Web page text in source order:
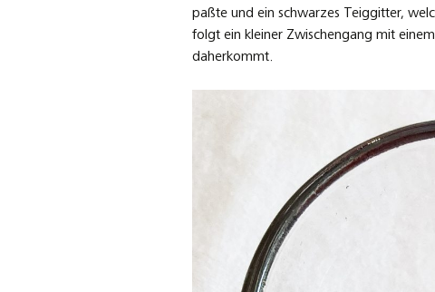
paßte und ein schwarzes Teiggitter,
folgt ein kleiner Zwischengang mit
daherkommt.